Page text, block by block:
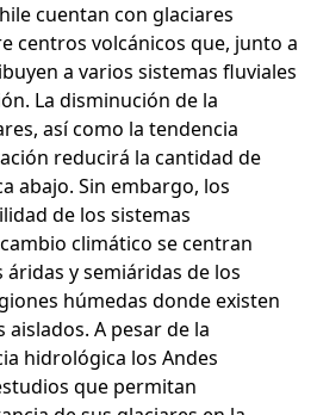
cuentan con glaciares
centros volcánicos que, junto a
a varios sistemas fluviales
La disminución de la
así como la tendencia
reducirá la cantidad de
abajo. Sin embargo, los
de los sistemas
climático se centran
y semiáridas de los
húmedas donde existen
A pesar de la
hidrológica los Andes
que permitan